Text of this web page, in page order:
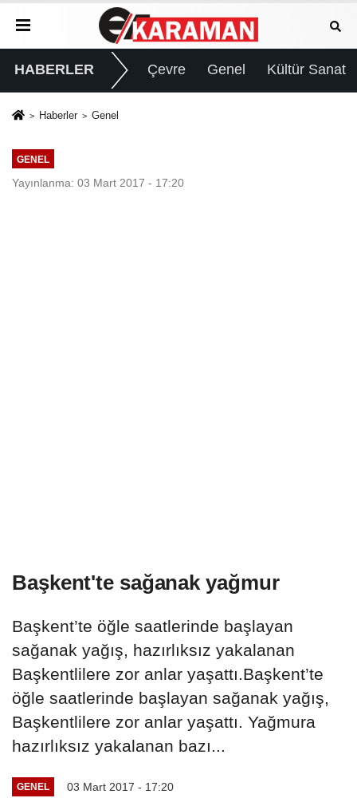
HABERLER Çevre Genel Kültür Sanat
Haberler Genel
GENEL
Yayınlanma: 03 Mart 2017 - 17:20
Başkent'te sağanak yağmur
Başkent’te öğle saatlerinde başlayan
sağanak yağış, hazırlıksız yakalanan
Başkentlilere zor anlar yaşattı.Başkent’te
öğle saatlerinde başlayan sağanak yağış,
Başkentlilere zor anlar yaşattı. Yağmura
hazırlıksız yakalanan bazı...
GENEL 03 Mart 2017 - 17:20